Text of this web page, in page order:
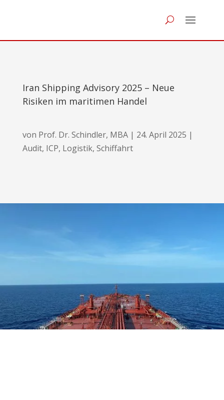
Iran Shipping Advisory 2025 – Neue
Risiken im maritimen Handel
von Prof. Dr. Schindler, MBA| 24. April 2025 |
Audit, ICP, Logistik, Schiffahrt